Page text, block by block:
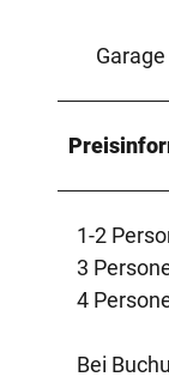
Garage
1-2
3
4
Bei